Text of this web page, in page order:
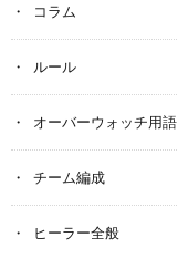
コラム
ルール
オーバーウォッチ用語
チーム編成
ヒーラー全般